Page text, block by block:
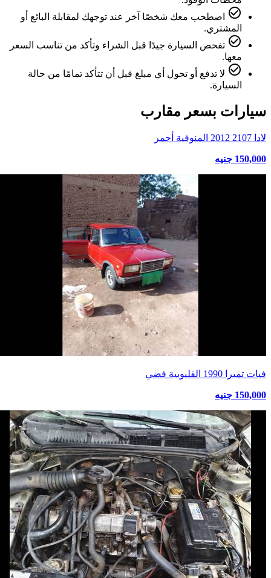
check_circle_outline
اصطحب معك شخصًا آخر عند توجهك لمقابلة البائع أو
المشتري.
check_circle_outline تفحص السيارة جيدًا قبل الشراء وتأكد من تناسب السعر
معها.
check_circle_outline لا تدفع أو تحول أي مبلغ قبل أن تتأكد تمامًا من حالة
السيارة.
سيارات بسعر مقارب
لادا 2107 2012 المنوفية أحمر
150,000 جنيه
فيات تمبرا 1990 القليوبية فضي
150,000 جنيه